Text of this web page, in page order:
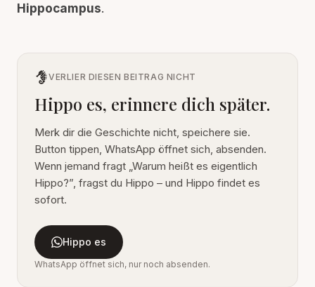
Hippocampus.
VERLIER DIESEN BEITRAG NICHT
Hippo es, erinnere dich später.
Merk dir die Geschichte nicht, speichere sie.
Button tippen, WhatsApp öffnet sich, absenden.
Wenn jemand fragt „Warum heißt es eigentlich
Hippo?”, fragst du Hippo – und Hippo findet es
sofort.
Hippo es
WhatsApp öffnet sich, nur noch absenden.